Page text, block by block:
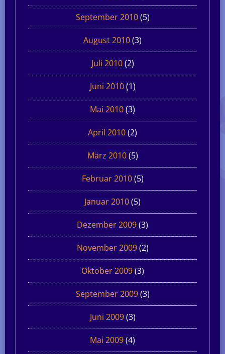
September 2010(5)
August 2010(3)
Juli 2010(2)
Juni 2010(1)
Mai 2010(3)
April 2010(2)
März 2010(5)
Februar 2010(5)
Januar 2010(5)
Dezember 2009(3)
November 2009(2)
Oktober 2009(3)
September 2009(3)
Juni 2009(3)
Mai 2009(4)